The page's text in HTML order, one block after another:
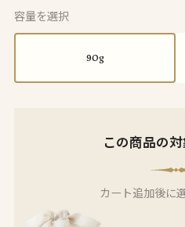
容量を選択
90g
この商品の
カート追加後に